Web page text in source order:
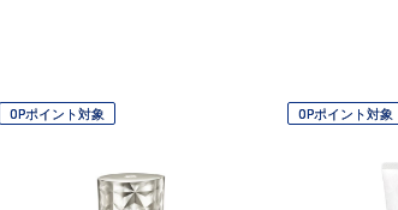
OPポイント対象 OPポイント対象